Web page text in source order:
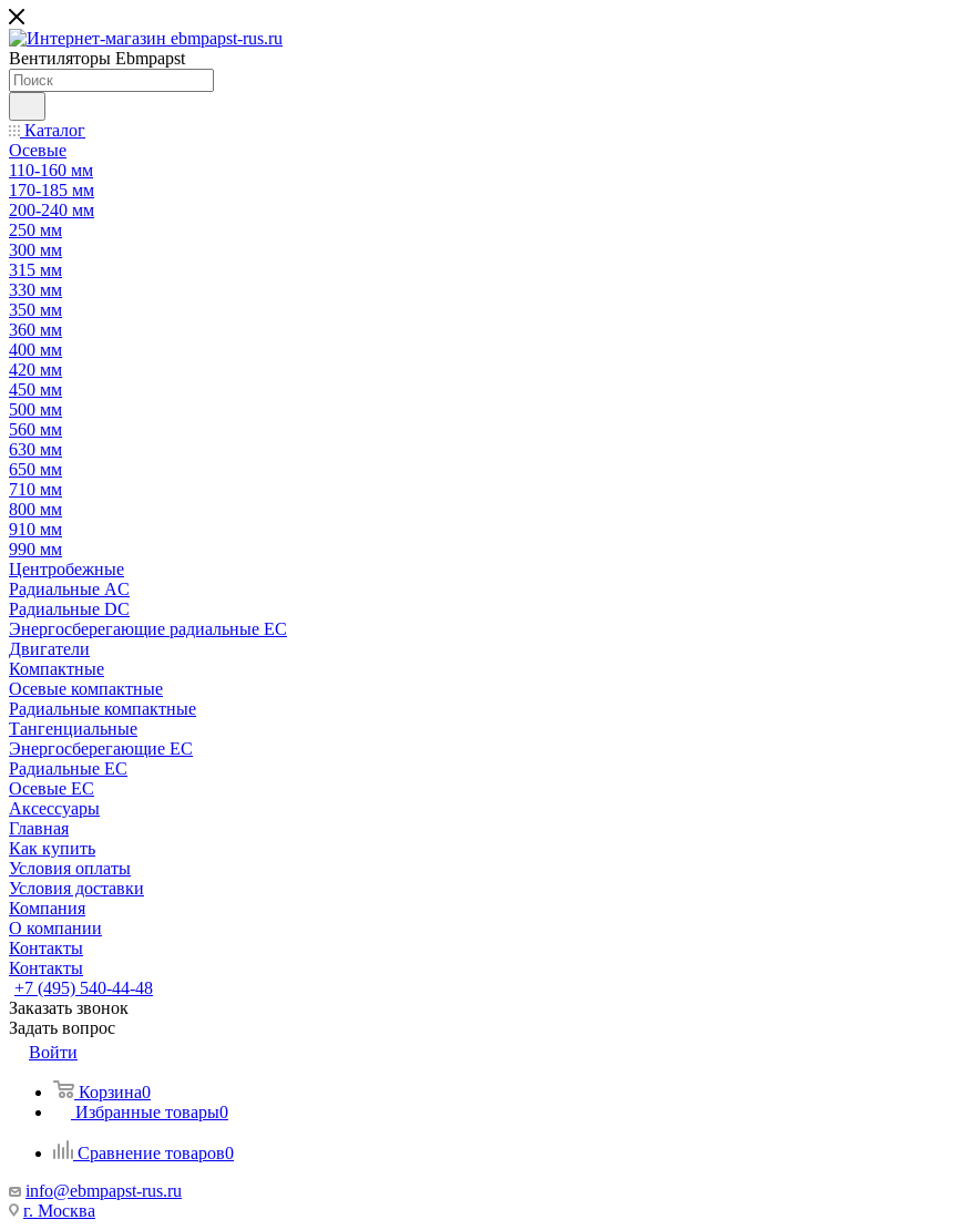
Вентиляторы Ebmpapst
Каталог
Осевые
110-160 мм
170-185 мм
200-240 мм
250 мм
300 мм
315 мм
330 мм
350 мм
360 мм
400 мм
420 мм
450 мм
500 мм
560 мм
630 мм
650 мм
710 мм
800 мм
910 мм
990 мм
Центробежные
Радиальные AC
Радиальные DC
Энергосберегающие радиальные EC
Двигатели
Компактные
Осевые компактные
Радиальные компактные
Тангенциальные
Энергосберегающие EC
Радиальные EC
Осевые EC
Аксессуары
Главная
Как купить
Условия оплаты
Условия доставки
Компания
О компании
Контакты
Контакты
+7 (495) 540-44-48
Заказать звонок
Задать вопрос
Войти
Корзина0
Избранные товары0
Сравнение товаров0
info@ebmpapst-rus.ru
г. Москва